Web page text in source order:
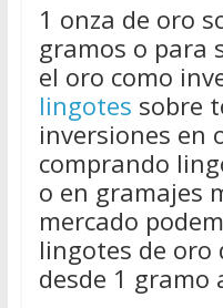
1 onza de oro
gramos o para
el oro como
lingotes sobre
inversiones en
comprando
o en gramajes
mercado
lingotes de oro
desde 1 gramo